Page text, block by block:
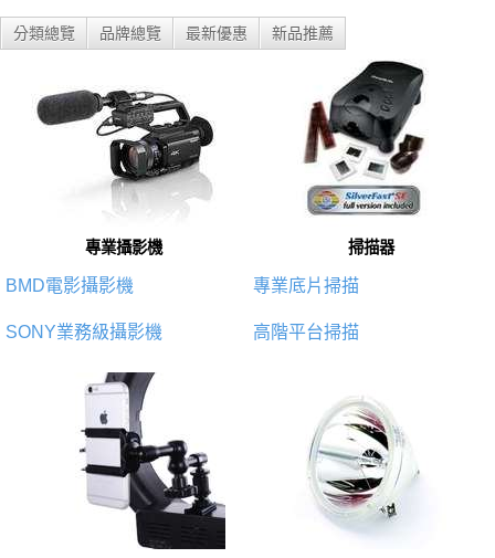
分類總覽 品牌總覽 最新優惠 新品推薦
專業攝影機
BMD電影攝影機
SONY業務級攝影機
掃描器
專業底片掃描
高階平台掃描